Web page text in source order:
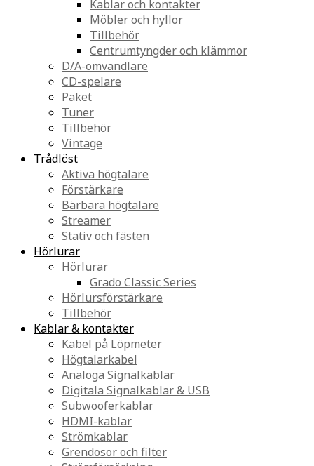
Kablar och kontakter
Möbler och hyllor
Tillbehör
Centrumtyngder och klämmor
D/A-omvandlare
CD-spelare
Paket
Tuner
Tillbehör
Vintage
Trådlöst
Aktiva högtalare
Förstärkare
Bärbara högtalare
Streamer
Stativ och fästen
Hörlurar
Hörlurar
Grado Classic Series
Hörlursförstärkare
Tillbehör
Kablar & kontakter
Kabel på Löpmeter
Högtalarkabel
Analoga Signalkablar
Digitala Signalkablar & USB
Subwooferkablar
HDMI-kablar
Strömkablar
Grendosor och filter